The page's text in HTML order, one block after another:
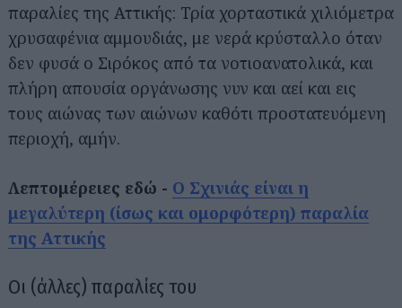
παραλίες της Αττικής: Τρία χορταστικά χιλιόμετρα
χρυσαφένια αμμουδιάς, με νερά κρύσταλλο όταν
δεν φυσά ο Σιρόκος από τα νοτιοανατολικά, και
πλήρη απουσία οργάνωσης νυν και αεί και εις
τους αιώνας των αιώνων καθότι προστατευόμενη
περιοχή, αμήν.
Λεπτομέρειες εδώ - Ο Σχινιάς είναι η
μεγαλύτερη (ίσως και ομορφότερη) παραλία
της Αττικής
Οι (άλλες) παραλίες του